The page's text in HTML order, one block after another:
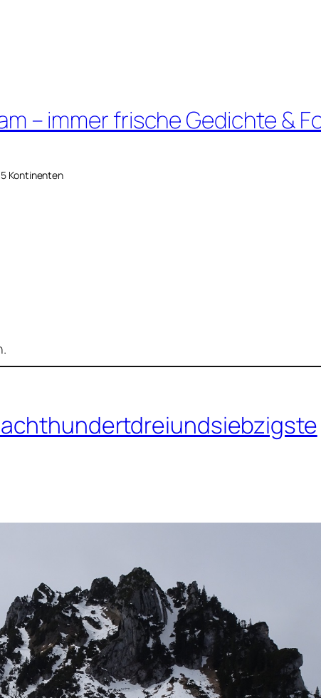
– immer frische Gedichte &
Kontinenten